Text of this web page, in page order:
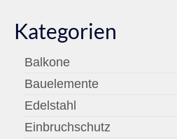
Kategorien
Balkone
Bauelemente
Edelstahl
Einbruchschutz